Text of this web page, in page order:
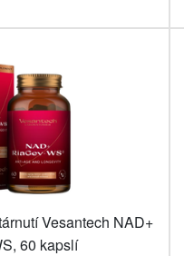
Vesantech NAD+
60 kapslí